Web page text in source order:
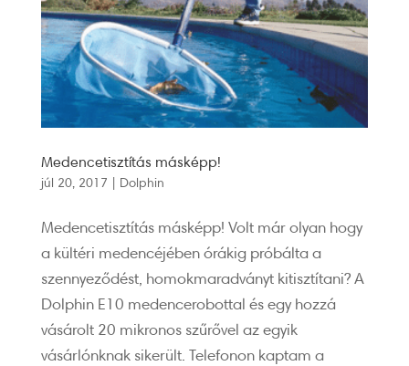
Medencetisztítás másképp!
júl 20, 2017 | Dolphin
Medencetisztítás másképp! Volt már olyan hogy
a kültéri medencéjében órákig próbálta a
szennyeződést, homokmaradványt kitisztítani? A
Dolphin E10 medencerobottal és egy hozzá
vásárolt 20 mikronos szűrővel az egyik
vásárlónknak sikerült. Telefonon kaptam a